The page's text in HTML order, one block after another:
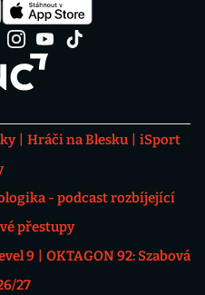
Hráči na Blesku
iSport
- podcast rozbíjející
přestupy
9
OKTAGON 92: Szabová
27